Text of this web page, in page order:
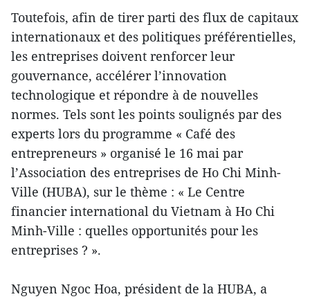
Toutefois, afin de tirer parti des flux de capitaux
internationaux et des politiques préférentielles,
les entreprises doivent renforcer leur
gouvernance, accélérer l’innovation
technologique et répondre à de nouvelles
normes. Tels sont les points soulignés par des
experts lors du programme « Café des
entrepreneurs » organisé le 16 mai par
l’Association des entreprises de Ho Chi Minh-
Ville (HUBA), sur le thème : « Le Centre
financier international du Vietnam à Ho Chi
Minh-Ville : quelles opportunités pour les
entreprises ? ».
Nguyen Ngoc Hoa, président de la HUBA, a